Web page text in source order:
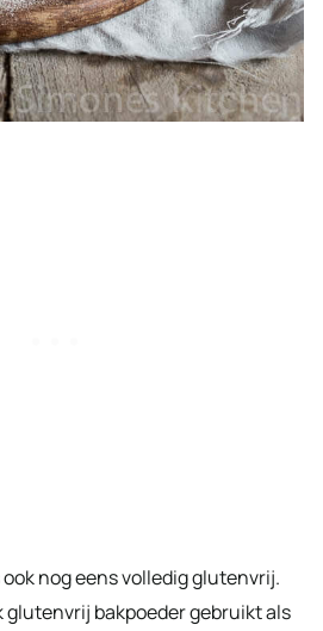
nog eens volledig glutenvrij.
glutenvrij bakpoeder gebruikt als